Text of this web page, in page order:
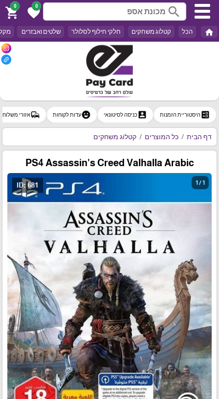
search
0
favorite
0
shopping_cart
home הכל קטלוג משחקים חלקי חילוף לסלולר שלטים ואבזרים
ballot היסטוריית הזמנות account_boxכניסה לסיטונאי emoji_emotionsעדות לקוחות commuteאזורי משלוח
דף הבית כל המוצרים קטלוג משחקים
PS4 Assassin's Creed Valhalla Arabic
1 / 1